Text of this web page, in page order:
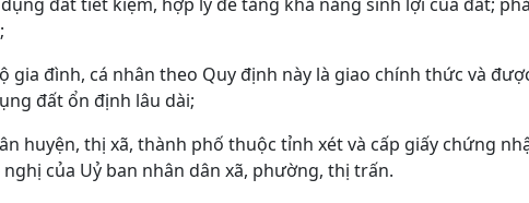
gia đình, cá nhân theo Quy định này là giao chính thức và
đất ổn định lâu dài;
huyện, thị xã, thành phố thuộc tỉnh xét và cấp giấy chứng
của Uỷ ban nhân dân xã, phường, thị trấn.